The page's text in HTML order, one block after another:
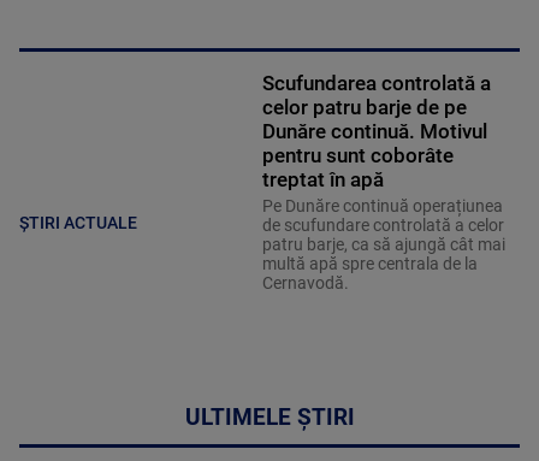
ȘTIRI ACTUALE
Scufundarea controlată a
celor patru barje de pe
Dunăre continuă. Motivul
pentru sunt coborâte
treptat în apă
Pe Dunăre continuă operațiunea
de scufundare controlată a celor
patru barje, ca să ajungă cât mai
multă apă spre centrala de la
Cernavodă.
ULTIMELE ȘTIRI